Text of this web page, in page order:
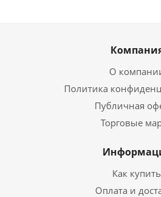
О
Политика
Публичная
Торговые
Как купить
Оплата и